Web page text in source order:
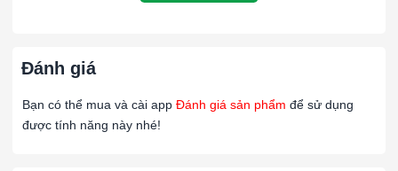
tổn thất áp suất
🏭 Ứng dụng
Phòng sạch: bán dẫn, dược phẩm, y tế, thí nghiệm
Đánh giá
Bạn có thể mua và cài app Đánh giá sản phẩm để sử dụng
được tính năng này nhé!